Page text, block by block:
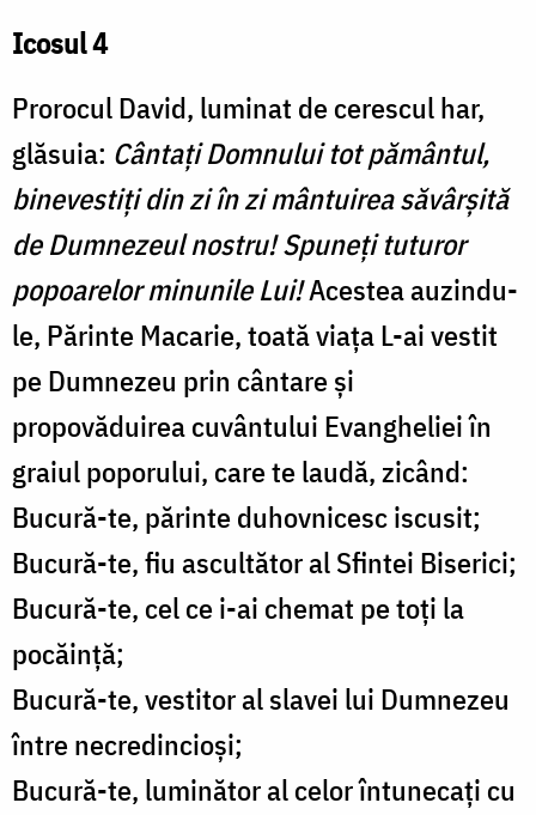
Icosul 4
Prorocul David, luminat de cerescul har,
glăsuia: Cântați Domnului tot pământul,
binevestiți din zi în zi mântuirea săvârșită
de Dumnezeul nostru! Spuneți tuturor
popoarelor minunile Lui!Acestea auzindu-
le, Părinte Macarie, toată viața L-ai vestit
pe Dumnezeu prin cântare și
propovăduirea cuvântului Evangheliei în
graiul poporului, care te laudă, zicând:
Bucură-te, părinte duhovnicesc iscusit;
Bucură-te, fiu ascultător al Sfintei Biserici;
Bucură-te, cel ce i-ai chemat pe toți la
pocăință;
Bucură-te, vestitor al slavei lui Dumnezeu
între necredincioși;
Bucură-te, luminător al celor întunecați cu